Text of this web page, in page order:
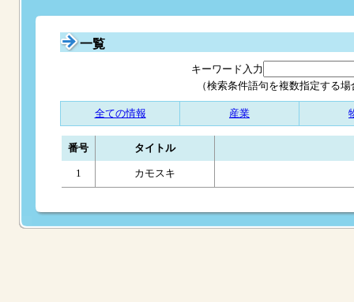
一覧
キーワード入力
（検索条件語句を複数指定する
全ての情報 産業
番号 タイトル
1 カモスキ